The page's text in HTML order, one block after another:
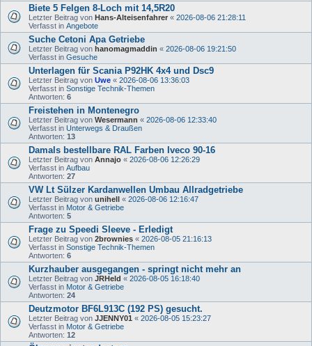
Biete 5 Felgen 8-Loch mit 14,5R20
Letzter Beitrag von Hans-Alteisenfahrer « 2026-08-06 21:28:11
Verfasst in Angebote
Suche Cetoni Apa Getriebe
Letzter Beitrag von hanomagmaddin « 2026-08-06 19:21:50
Verfasst in Gesuche
Unterlagen für Scania P92HK 4x4 und Dsc9
Letzter Beitrag von Uwe « 2026-08-06 13:36:03
Verfasst in Sonstige Technik-Themen
Antworten: 6
Freistehen in Montenegro
Letzter Beitrag von Wesermann « 2026-08-06 12:33:40
Verfasst in Unterwegs & Draußen
Antworten: 13
Damals bestellbare RAL Farben Iveco 90-16
Letzter Beitrag von Annajo « 2026-08-06 12:26:29
Verfasst in Aufbau
Antworten: 27
VW Lt Sülzer Kardanwellen Umbau Allradgetriebe
Letzter Beitrag von unihell « 2026-08-06 12:16:47
Verfasst in Motor & Getriebe
Antworten: 5
Frage zu Speedi Sleeve - Erledigt
Letzter Beitrag von 2brownies « 2026-08-05 21:16:13
Verfasst in Sonstige Technik-Themen
Antworten: 6
Kurzhauber ausgegangen - springt nicht mehr an
Letzter Beitrag von JRHeld « 2026-08-05 16:18:40
Verfasst in Motor & Getriebe
Antworten: 24
Deutzmotor BF6L913C (192 PS) gesucht.
Letzter Beitrag von JJENNY01 « 2026-08-05 15:23:27
Verfasst in Motor & Getriebe
Antworten: 12